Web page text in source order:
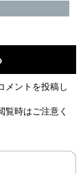
メントを投稿し
覧時はご注意く